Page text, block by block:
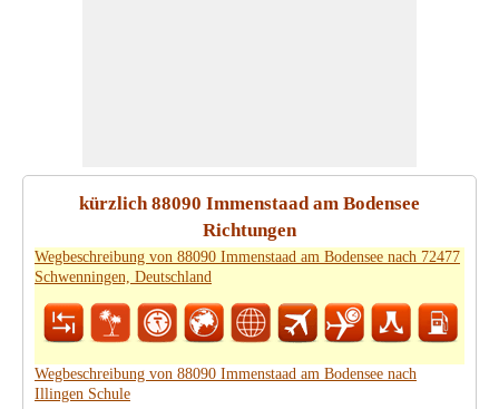
kürzlich 88090 Immenstaad am Bodensee
Richtungen
Wegbeschreibung von 88090 Immenstaad am Bodensee nach 72477
Schwenningen, Deutschland
Wegbeschreibung von 88090 Immenstaad am Bodensee nach
Illingen Schule